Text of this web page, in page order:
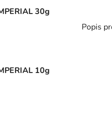
30g
10g
Popis